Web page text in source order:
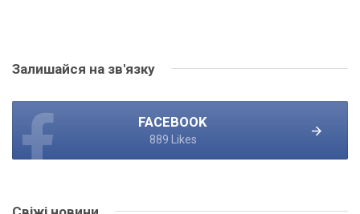
Залишайся на зв'язку
FACEBOOK
889 Likes